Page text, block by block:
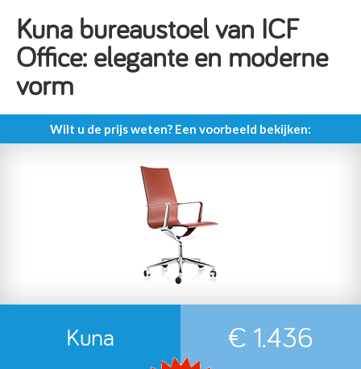
Kuna bureaustoel van ICF
Office: elegante en moderne
vorm
Wilt u de prijs weten? Een voorbeeld bekijken:
Kuna € 1.436